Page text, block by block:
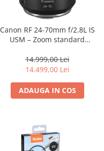
Canon RF 24-70mm f/2.8L IS
USM – Zoom standard
14.999,00 Lei
14.499,00 Lei
ADAUGA IN COS